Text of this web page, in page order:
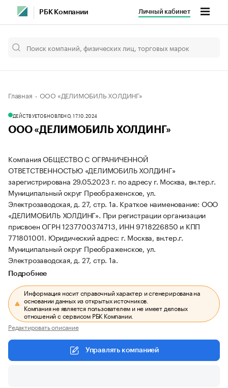
РБК Компании Личный кабинет
Главная ООО «ДЕЛИМОБИЛЬ ХОЛДИНГ»
ДЕЙСТВУЕТОБНОВЛЕНО, 17.10.2024
ООО «ДЕЛИМОБИЛЬ ХОЛДИНГ»
Компания ОБЩЕСТВО С ОГРАНИЧЕННОЙ
ОТВЕТСТВЕННОСТЬЮ «ДЕЛИМОБИЛЬ ХОЛДИНГ»
зарегистрирована 29.05.2023 г. по адресу г. Москва, вн.тер.г.
Муниципальный округ Преображенское, ул.
Электрозаводская, д. 27, стр. 1а. Краткое наименование: ООО
«ДЕЛИМОБИЛЬ ХОЛДИНГ». При регистрации организации
присвоен ОГРН 1237700374713, ИНН 9718226850 и КПП
771801001. Юридический адрес: г. Москва, вн.тер.г.
Муниципальный округ Преображенское, ул.
Электрозаводская, д. 27, стр. 1а.
Подробнее
Информация носит справочный характер и сгенерирована на
основании данных из открытых источников.
Компания не является пользователем и не имеет деловых
отношений с сервисом РБК Компании.
Редактировать описание
Управлять компанией